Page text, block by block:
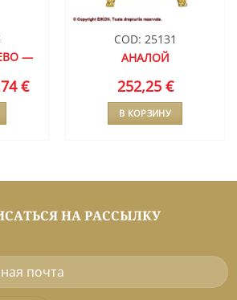
—
€.
€Текущая
цена:
COD: 25131
АНАЛОЙ
252,25 €
В КОРЗИНУ
НА РАССЫЛКУ